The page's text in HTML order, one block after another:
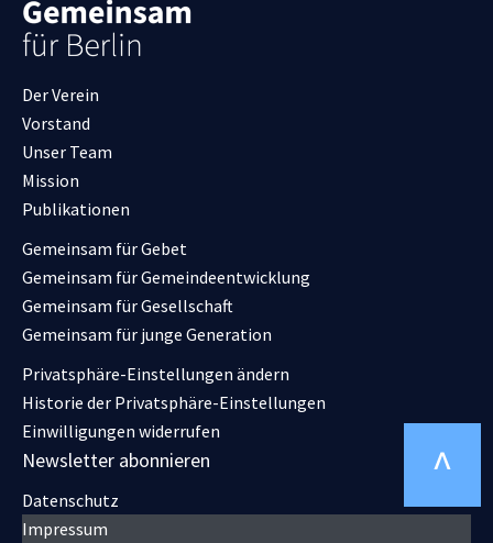
^
Der Verein
Vorstand
Unser Team
Mission
Publikationen
Gemeinsam für Gebet
Gemeinsam für Gemeindeentwicklung
Gemeinsam für Gesellschaft
Gemeinsam für junge Generation
Privatsphäre-Einstellungen ändern
Historie der Privatsphäre-Einstellungen
Einwilligungen widerrufen
Newsletter abonnieren
Datenschutz
Impressum